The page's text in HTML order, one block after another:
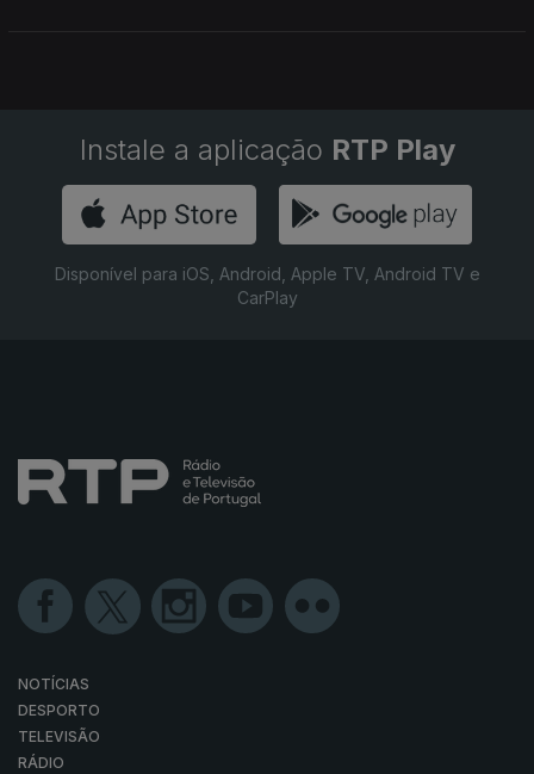
Instale a aplicação RTP Play
Disponível para iOS, Android, Apple TV, Android TV e
CarPlay
NOTÍCIAS
DESPORTO
TELEVISÃO
RÁDIO